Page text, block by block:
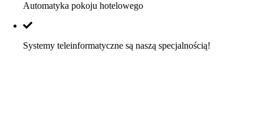
Automatyka pokoju hotelowego
Systemy teleinformatyczne są naszą specjalnością!